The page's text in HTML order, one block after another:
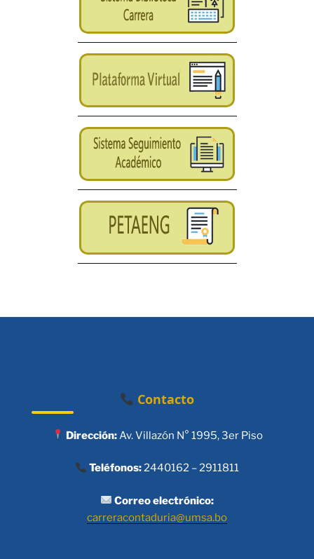
Contacto
Dirección:Av. Villazón N° 1995, 3er Piso
Teléfonos:2440162 – 2911811
Correo electrónico:
carreracontaduria@umsa.bo